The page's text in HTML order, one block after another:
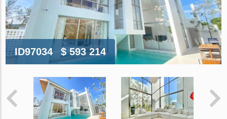
ID97034 $ 593 214